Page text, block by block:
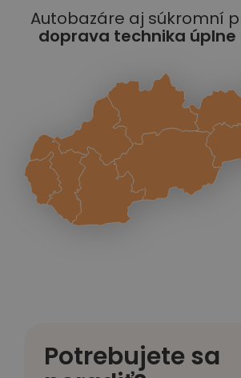
Autobazáre aj súkromní
doprava technika úplne
Potrebujete sa